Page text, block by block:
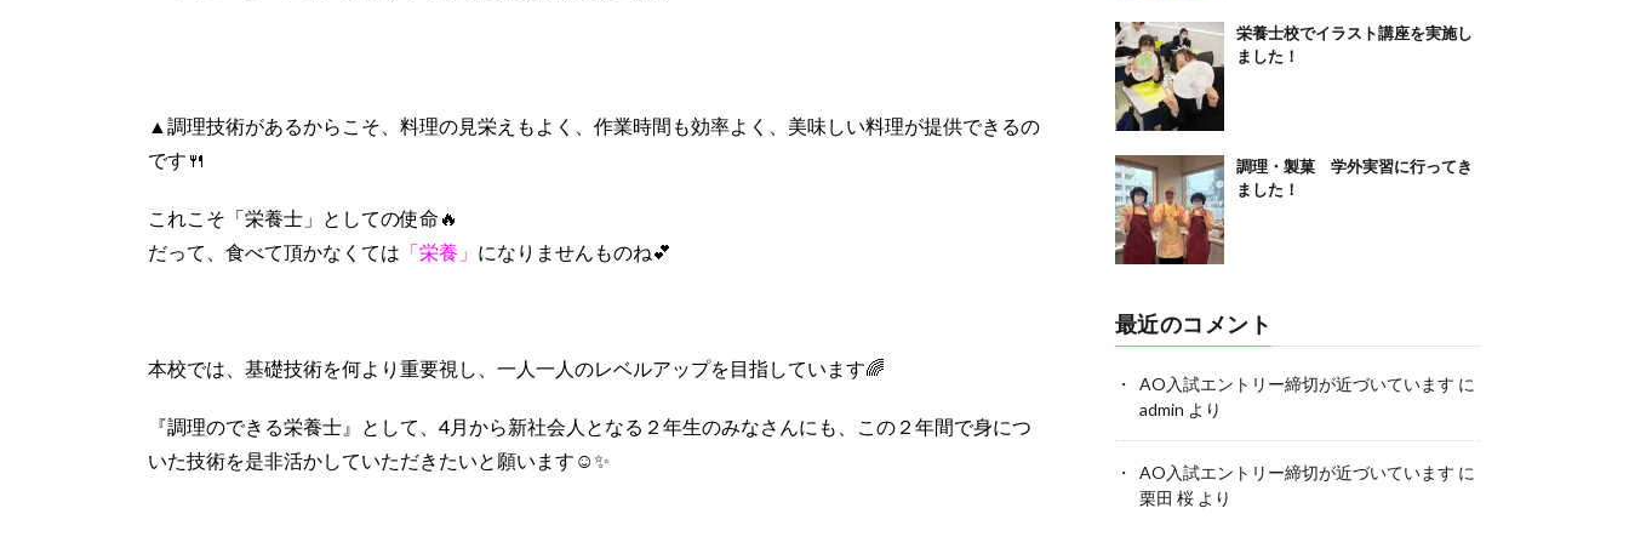
▲調理技術があるからこそ、料理の見栄えもよく、作業時間も効率よく、美味しい料理が提供できるの
です🍴
これこそ「栄養士」としての使命🔥
だって、食べて頂かなくては 「栄養」 になりませんものね💕
本校では、基礎技術を何より重要視し、一人一人のレベルアップを目指しています🌈
『調理のできる栄養士』として、4月から新社会人となる２年生のみなさんにも、この２年間で身につ
いた技術を是非活かしていただきたいと願います☺✨
栄養士校でイラスト講座を実施し
ました！
調理・製菓 学外実習に行ってき
ました！
最近のコメント
AO入試エントリー締切が近づいています に
admin より
AO入試エントリー締切が近づいています に
栗田 桜より